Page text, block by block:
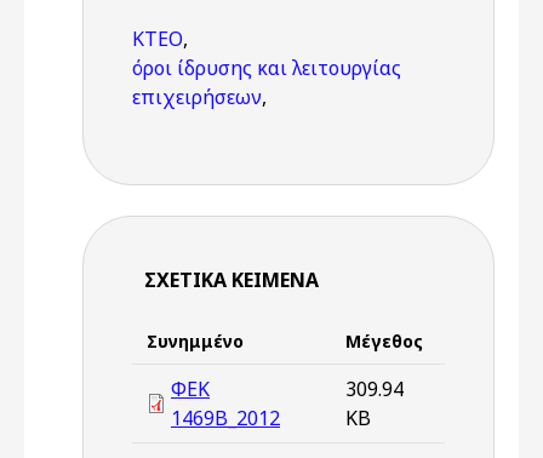
ΚΤΕΟ,
όροι ίδρυσης και λειτουργίας
επιχειρήσεων,
ΣΧΕΤΙΚΆ ΚΕΊΜΕΝΑ
Συνημμένο Μέγεθος
ΦΕΚ
1469Β_2012
309.94
KB